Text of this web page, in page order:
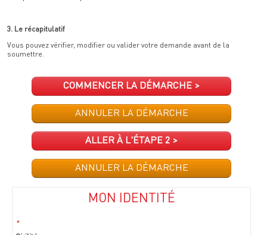
COMMENCER LA DÉMARCHE >
ANNULER LA DÉMARCHE
ALLER À L'ÉTAPE 2 >
ANNULER LA DÉMARCHE
MON IDENTITÉ
*